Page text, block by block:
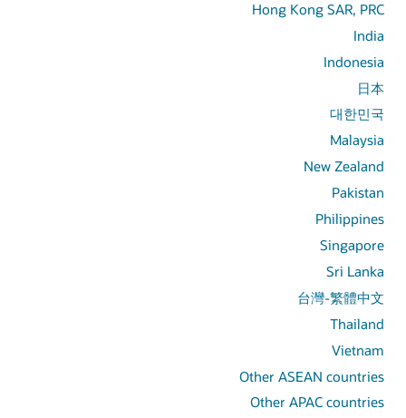
Hong Kong SAR, PRC
India
Indonesia
日本
대한민국
Malaysia
New Zealand
Pakistan
Philippines
Singapore
Sri Lanka
台灣-繁體中文
Thailand
Vietnam
Other ASEAN countries
Other APAC countries